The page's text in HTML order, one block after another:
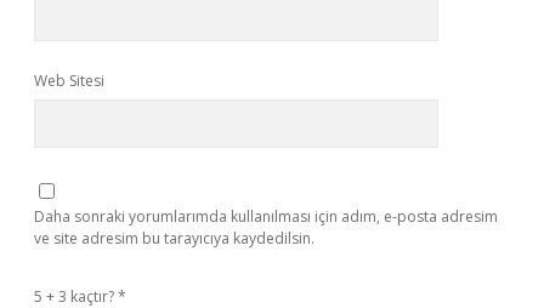
Web Sitesi
Daha sonraki yorumlarımda kullanılması için adım, e-posta adresim
ve site adresim bu tarayıcıya kaydedilsin.
5 + 3 kaçtır?*